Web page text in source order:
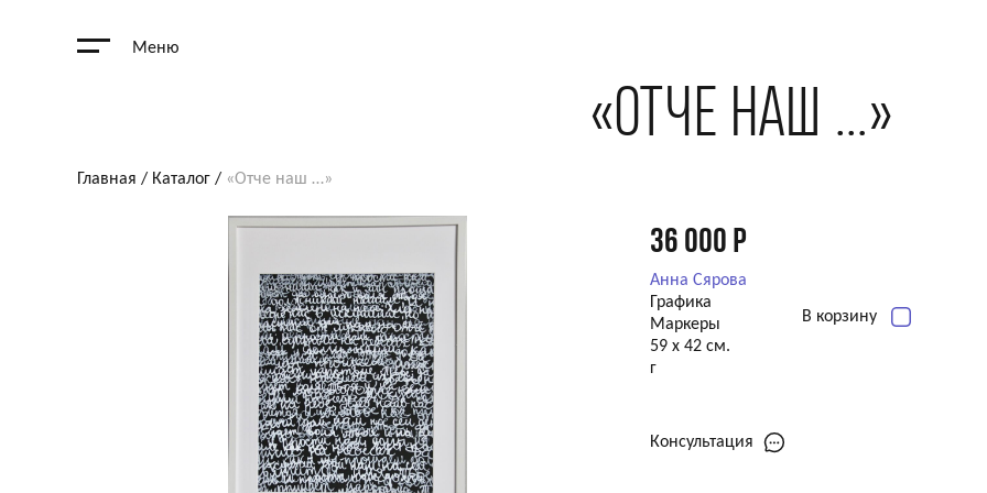
Меню
«ОТЧЕ НАШ …»
Главная / Каталог / «Отче наш …»
36 000 Р
Анна Сярова
Графика
Маркеры
59 х 42 см.
г
В корзину
Консультация